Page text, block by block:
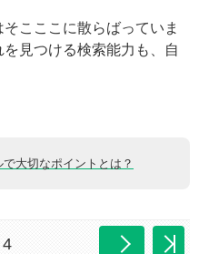
こここに散らばっていま
見つける検索能力も、自
大切なポイントとは？